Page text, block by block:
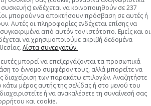
ενδέχεται να κοινοποιηθούν σε 237
μπορούν να αποκτήσουν πρόσβαση σε αυτές ή
Αυτές οι πληροφορίες ενδέχεται επίσης να
από αυτόν τον ιστότοπο. Εμείς και οι
να χρησιμοποιούμε ακριβή δεδομένα
Λίστα συνεργατών.
μπορεί να επεξεργάζονται τα προσωπικά
το έννομο συμφέρον τους, αλλά μπορείτε να
διαχείριση των παρακάτω επιλογών. Αναζητήστε
μέρος αυτής της σελίδας ή στο μενού του
ή να ανακαλέσετε τη συναίνεσή σας
και cookie.